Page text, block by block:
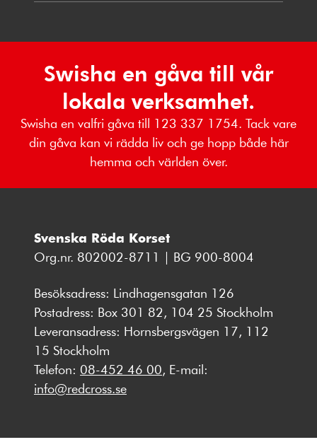
Swisha en gåva till vår
lokala verksamhet.
Swisha en valfri gåva till 123 337 1754. Tack vare
din gåva kan vi rädda liv och ge hopp både här
hemma och världen över.
Svenska Röda Korset
Org.nr. 802002-8711 | BG 900-8004
Besöksadress: Lindhagensgatan 126
Postadress: Box 301 82, 104 25 Stockholm
Leveransadress: Hornsbergsvägen 17, 112
15 Stockholm
Telefon: 08-452 46 00, E-mail:
info@redcross.se